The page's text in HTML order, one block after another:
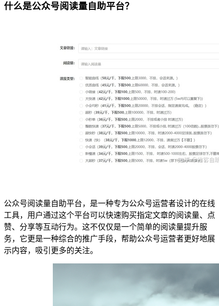
什么是公众号阅读量自助平台？
公众号阅读量自助平台，是一种专为公众号运营者设计的在线
工具，用户通过这个平台可以快速购买指定文章的阅读量、点
赞、分享等互动行为。这不仅仅是一个简单的阅读量提升服
务，它更是一种综合的推广手段，帮助公众号运营者更好地展
示内容，吸引更多的关注。